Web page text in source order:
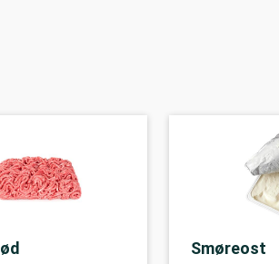
Smøreost